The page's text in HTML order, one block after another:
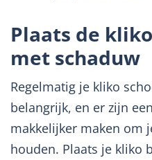
Plaats de
met schaduw
Regelmatig je kliko
belangrijk, en er zijn
makkelijker maken om
houden. Plaats je kliko